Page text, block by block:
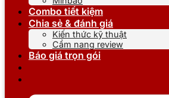
Combo tiết kiệm
Chia sẻ & đánh giá
Kiến thức kỹ thuật
Cẩm nang review
Báo giá trọn gói